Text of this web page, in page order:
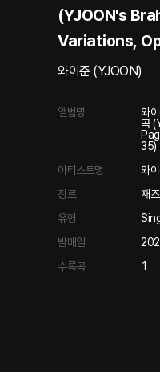
(YJOON's
Variations,
와이준 (YJOON)
앨범명
와
곡
35)
아티스트명
와
장르
재즈
유형
발매일
수록곡
1